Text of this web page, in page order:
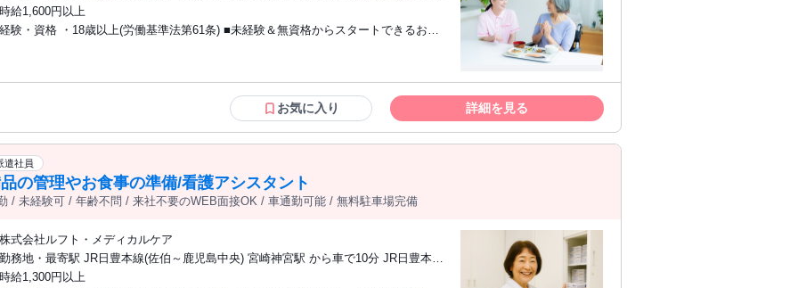
(佐伯～鹿児島中央) 宮崎駅 からバスで25分 ・車通勤OK (※無料駐車場あり)
時給1,600円以上
経験・資格 ・18歳以上(労働基準法第61条) ■未経験＆無資格からスタートできるお仕
お気に入り 詳細を見る
遣社員
の管理やお食事の準備/看護アシスタント
/ 未経験可 / 年齢不問 / 来社不要のWEB面接OK / 車通勤可能 / 無料駐車場完備
株式会社ルフト・メディカルケア
勤務地・最寄駅 JR日豊本線(佐伯～鹿児島中央) 宮崎神宮駅 から車で10分 JR日豊本線
(佐伯～鹿児島中央) 宮崎駅 からバスで25分 ・車通勤OK (※無料駐車場あり)
時給1,300円以上